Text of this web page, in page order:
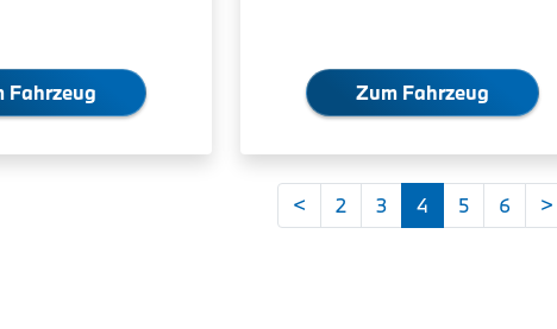
Fahrzeug Zum Fahrzeug
< 2 3 4 5 6 >